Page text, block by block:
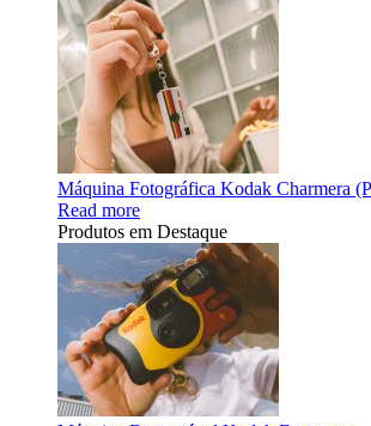
Máquina Fotográfica Kodak Charmera
Read more
Produtos em Destaque